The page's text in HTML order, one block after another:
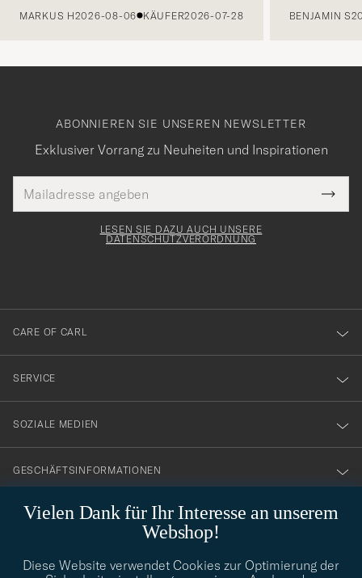
MARKUS H2026-08-06 KÄUFER2026-07-28 BENJAMIN S
Vielen Dank für Ihr Interesse an unserem
Webshop!
Diese Website verwendet Cookies zur Optimierung der
ABONNIEREN SIE UNSEREN NEWSLETTER
Exklusiver Vorrang zu Neuheiten und Inspirationen
Mail
Adresse
Tack
för
dig
till
vårt
nyhetsbrev!
LESEN SIE DAZU AUCH UNSERE
DATENSCHUTZVERORDNUNG
CARE OF CARL
SERVICE
SOZIALE MEDIEN
GESCHÄFTSINFORMATIONEN
Benötigen Sie Hilfe bei der Suche nach Ihrem persönlichen Stil?